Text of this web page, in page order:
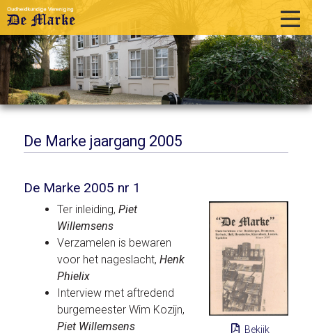
home
historie
activiteiten
contact
De Marke jaargang 2005
De Marke 2005 nr 1
Bekijk
Ter inleiding,Piet
Willemsens
Verzamelen is bewaren
voor het nageslacht,Henk
Phielix
Interview met aftredend
burgemeester Wim Kozijn,
Piet Willemsens